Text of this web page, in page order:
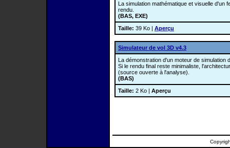
La simulation mathématique et visuelle d'un
rendu.
(BAS, EXE)
Taille: 39 Ko | Aperçu
Simulateur de vol 3D v4.3
La démonstration d'un moteur de
Si le rendu final reste minimaliste,
(source ouverte à l'analyse).
(BAS)
Taille: 2 Ko | Aperçu